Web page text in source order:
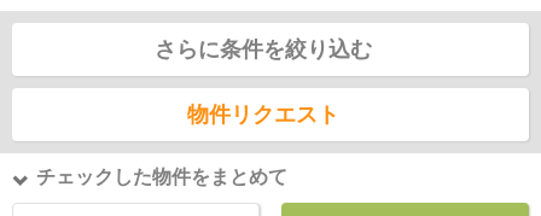
さらに条件を絞り込む
物件リクエスト
チェックした物件をまとめて